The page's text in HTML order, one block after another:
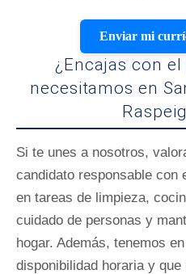
Enviar mi
¿Encajas con
necesitamos en
Si te unes a nosotros,
candidato responsable con
en tareas de limpieza,
cuidado de personas y
hogar. Además, tenemos
disponibilidad horaria y